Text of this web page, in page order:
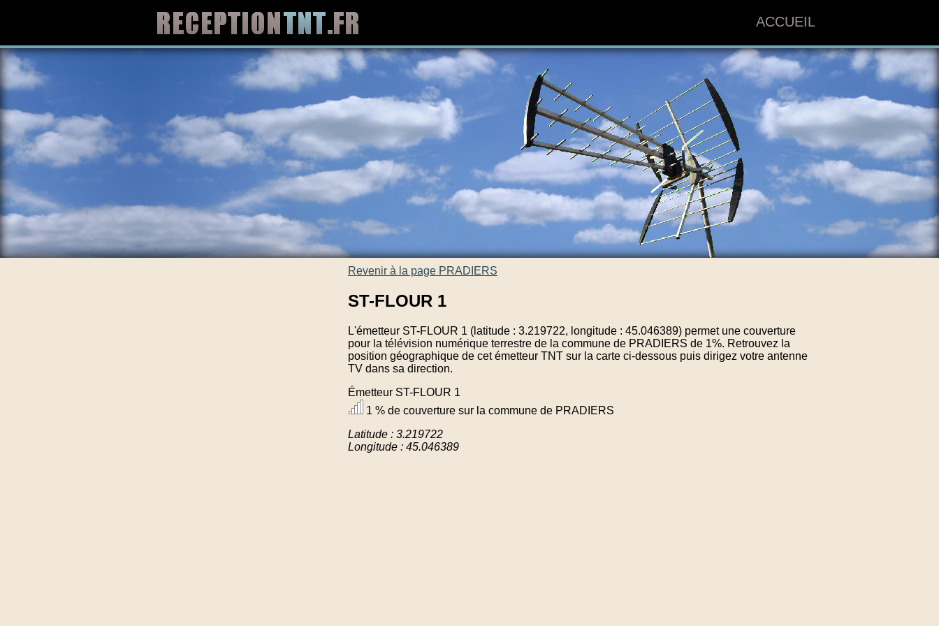
ACCUEIL
Revenir à la page PRADIERS
ST-FLOUR 1
L'émetteur ST-FLOUR 1 (latitude : 3.219722, longitude : 45.046389) permet une couverture
pour la télévision numérique terrestre de la commune de PRADIERS de 1%. Retrouvez la
position géographique de cet émetteur TNT sur la carte ci-dessous puis dirigez votre antenne
TV dans sa direction.
Émetteur ST-FLOUR 1
1 % de couverture sur la commune de PRADIERS
Latitude : 3.219722
Longitude : 45.046389